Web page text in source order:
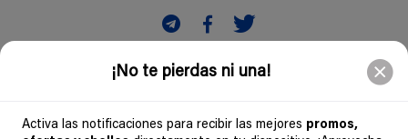
¡No te pierdas ni una!
Activa las notificaciones para recibir las mejores promos,
Suscribir